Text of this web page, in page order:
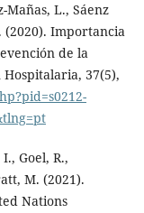
Mañas, L., Sáenz
(2020). Importancia
de la
37(5),
Goel, R.,
M. (2021).
Nations